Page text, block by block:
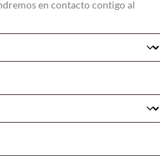
en contacto contigo al